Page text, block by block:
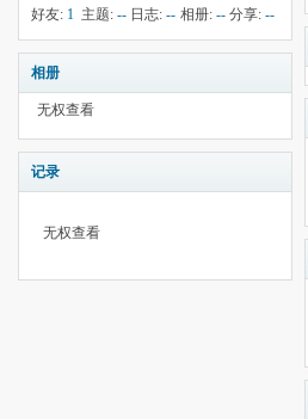
云:10
钱:--
华:--
献:--
好友: 1 主题: -- 日志:-- 相册: -- 分享:--
相册
无权查看
记录
无权查看